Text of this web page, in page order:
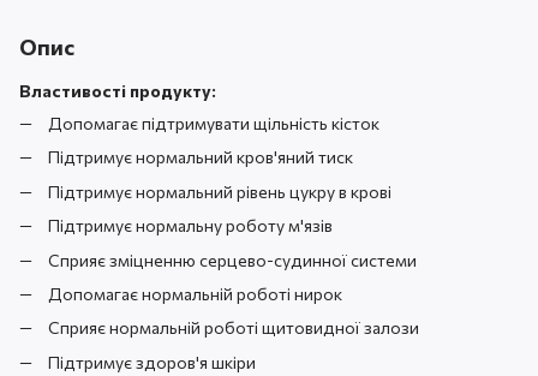
Опис
Властивості продукту:
Допомагає підтримувати щільність кісток
Підтримує нормальний кров'яний тиск
Підтримує нормальний рівень цукру в крові
Підтримує нормальну роботу м'язів
Сприяє зміцненню серцево-судинної системи
Допомагає нормальній роботі нирок
Сприяє нормальній роботі щитовидної залози
Підтримує здоров'я шкіри